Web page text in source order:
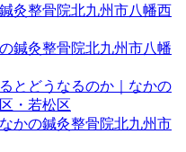
灸整骨院北九州市八幡西
鍼灸整骨院北九州市八幡
とどうなるのか｜なかの
・若松区
かの鍼灸整骨院北九州市